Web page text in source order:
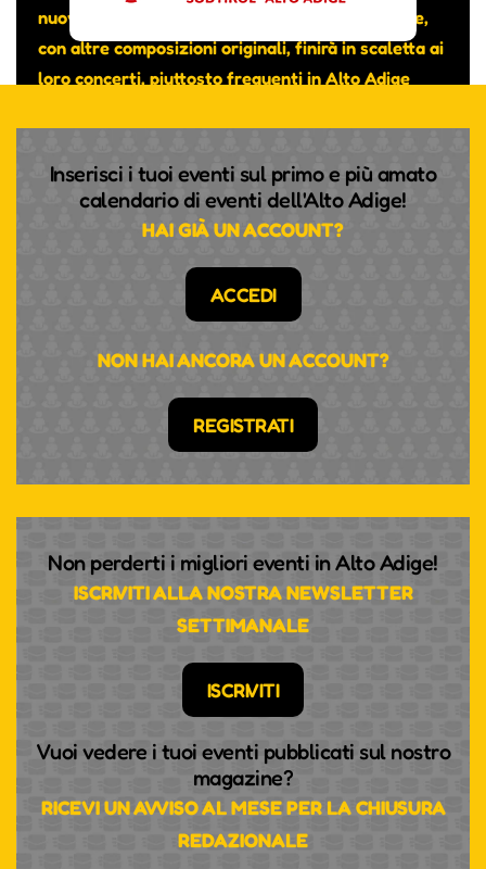
nuova canzone intitolata “Really don’t care” che,
con altre composizioni originali, finirà in scaletta ai
loro concerti, piuttosto frequenti in Alto Adige
TEMPO UND RHYTHMUS,
Inserisci i tuoi eventi sul primo e più amato
calendario di eventi dell'Alto Adige!
HAI GIÀ UN ACCOUNT?
ACCEDI
NON HAI ANCORA UN ACCOUNT?
REGISTRATI
Non perderti i migliori eventi in Alto Adige!
ISCRIVITI ALLA NOSTRA NEWSLETTER
SETTIMANALE
ISCRIVITI
Vuoi vedere i tuoi eventi pubblicati sul nostro
magazine?
RICEVI UN AVVISO AL MESE PER LA CHIUSURA
REDAZIONALE